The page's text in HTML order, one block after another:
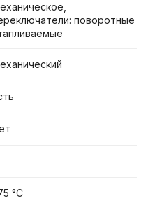
поворотные
°С